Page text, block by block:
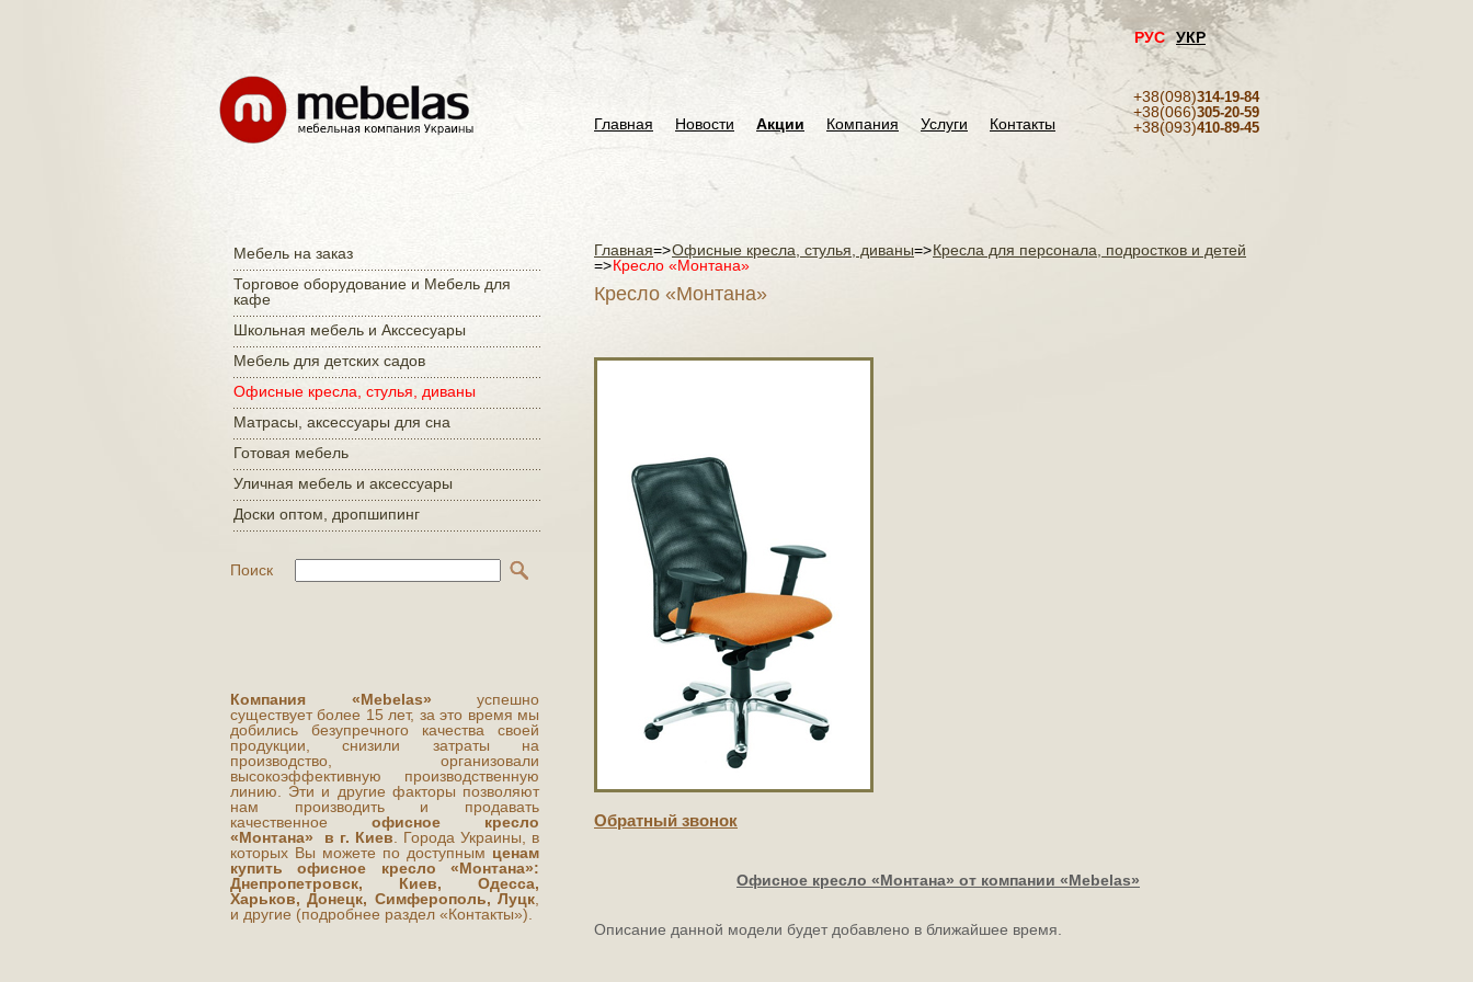
РУС УКР
Главная Новости Акции Компания Услуги Контакты
+38(098)314-19-84
+38(066)305-20-59
+38(093)410-89-45
Мебель на заказ
Торговое оборудование и Мебель для
кафе
Школьная мебель и Акссесуары
Мебель для детских садов
Офисные кресла, стулья, диваны
Матраcы, аксессуары для сна
Готовая мебель
Уличная мебель и аксессуары
Доски оптом, дропшипинг
Поиск
Компания «Mebelas» успешно
существует более 15 лет, за это время мы
добились безупречного качества своей
продукции, снизили затраты на
производство, организовали
высокоэффективную производственную
линию. Эти и другие факторы позволяют
нам производить и продавать
качественное офисное кресло
«Монтана» в г. Киев . Города Украины, в
которых Вы можете по доступным ценам
купить офисное кресло «Монтана»:
Днепропетровск, Киев, Одесса,
Харьков, Донецк, Симферополь, Луцк
и другие (подробнее раздел «Контакты»).
Главная=>Офисные кресла, стулья, диваны=>Кресла для персонала, подростков и детей
=>Кресло «Монтана»
Кресло «Монтана»
Обратный звонок
Офисное кресло «Монтана» от компании «Mebelas»
Описание данной модели будет добавлено в ближайшее время.